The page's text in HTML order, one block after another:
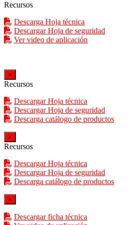
Recursos
Descarga Hoja técnica
Descargar Hoja de seguridad
Ver video de aplicación
×
Recursos
Descargar Hoja técnica
Descargar Hoja de seguridad
Descarga catálogo de productos
×
Recursos
Descargar Hoja técnica
Descargar Hoja de seguridad
Descarga catálogo de productos
×
Descargar ficha técnica